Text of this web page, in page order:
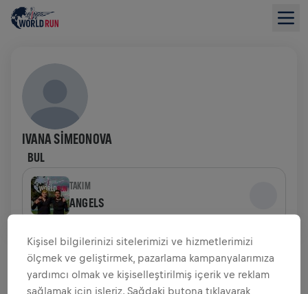
IVANA SIMEONOVA
BUL
TAKIM
ANGELS
BAĞIŞ TOPLAMAYA GENEL BAKIŞ
$0,00 TOPLANAN BAĞIŞ $0,00 HEDEF
Kişisel bilgilerinizi sitelerimizi ve hizmetlerimizi
ölçmek ve geliştirmek, pazarlama kampanyalarımıza
yardımcı olmak ve kişiselleştirilmiş içerik ve reklam
sağlamak için işleriz. Sağdaki butona tıklayarak